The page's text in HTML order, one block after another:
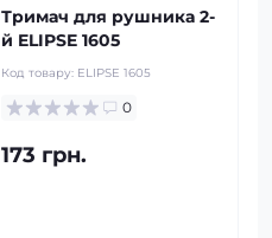
Тримач для рушника 2-
й ELIPSE 1605
Код товару: ELIPSE 1605
0
173 грн.